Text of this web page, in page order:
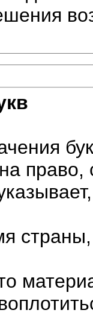
право,